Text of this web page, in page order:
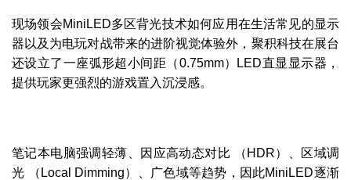
现场领会MiniLED多区背光技术如何应用在生活常见的显示
器以及为电玩对战带来的进阶视觉体验外，聚积科技在展台
还设立了一座弧形超小间距（0.75mm）LED直显显示器，
提供玩家更强烈的游戏置入沉浸感。
笔记本电脑强调轻薄、因应高动态对比 （HDR）、区域调
光 （Local Dimming）、广色域等趋势，因此MiniLED逐渐